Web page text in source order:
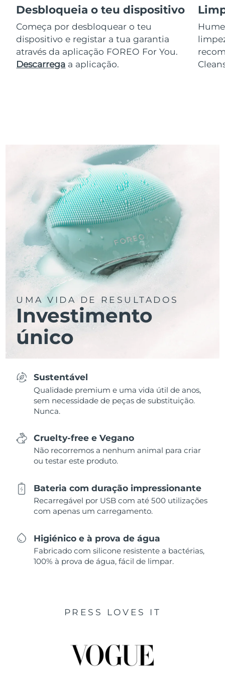
Desbloqueia o teu dispositivo
Começa por desbloquear o teu
dispositivo e registar a tua garantia
através da aplicação FOREO For You.
Descarrega a aplicação.
UMA VIDA DE RESULTADOS
Investimento
único
Sustentável
Qualidade premium e uma vida útil de anos,
sem necessidade de peças de substituição.
Nunca.
Cruelty-free e Vegano
Não recorremos a nenhum animal para criar
ou testar este produto.
Bateria com duração impressionante
Recarregável por USB com até 500 utilizações
com apenas um carregamento.
Higiénico e à prova de água
Fabricado com silicone resistente a bactérias,
100% à prova de água, fácil de limpar.
PRESS LOVES IT